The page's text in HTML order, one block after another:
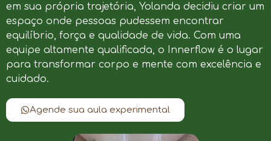
em sua própria trajetória, Yolanda decidiu criar um
espaço onde pessoas pudessem encontrar
equilíbrio, força e qualidade de vida. Com uma
equipe altamente qualificada, o Innerflow é o lugar
para transformar corpo e mente com excelência e
cuidado.
Agende sua aula experimental